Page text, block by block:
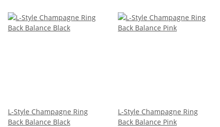
L-Style Champagne Ring
Back Balance Black
L-Style Champagne Ring
Back Balance Pink